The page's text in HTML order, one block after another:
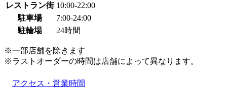
レストラン街 10:00-22:00
駐車場
7:00-24:00
駐輪場
24時間
※一部店舗を除きます
※ラストオーダーの時間は店舗によって異なります。
アクセス・営業時間